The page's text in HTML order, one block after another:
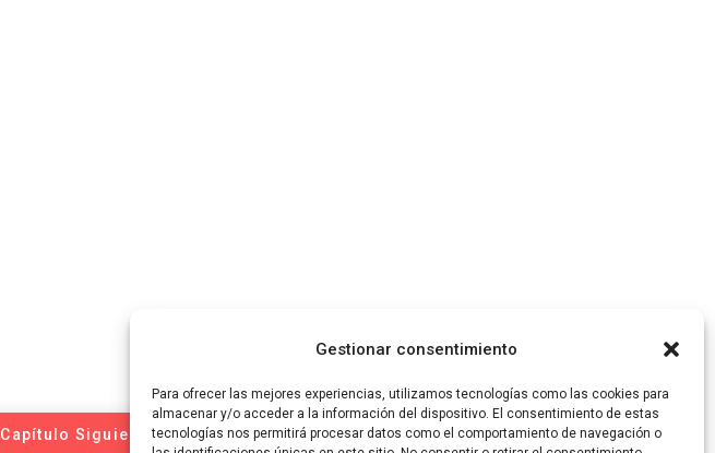
Gestionar consentimiento
Para ofrecer las mejores experiencias, utilizamos tecnologías como las cookies para
almacenar y/o acceder a la información del dispositivo. El consentimiento de estas
tecnologías nos permitirá procesar datos como el comportamiento de navegación o
Capítulo Siguiente